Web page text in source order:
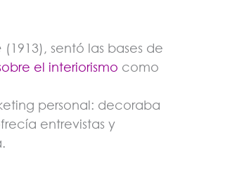
(1913), sentó las bases de
el interiorismo como
personal: decoraba
entrevistas y